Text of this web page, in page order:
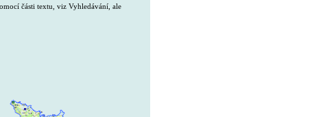
části textu, viz Vyhledávání, ale